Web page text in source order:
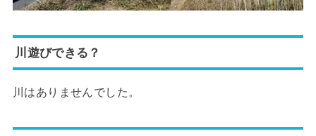
川遊びできる？
川はありませんでした。